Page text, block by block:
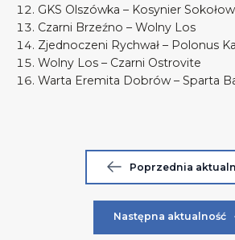
GKS Olszówka – Kosynier
Czarni Brzeźno – Wolny Los
Zjednoczeni Rychwał – Polonus
Wolny Los – Czarni Ostrovite
Warta Eremita Dobrów – Sparta
Poprzednia
Następna aktualność